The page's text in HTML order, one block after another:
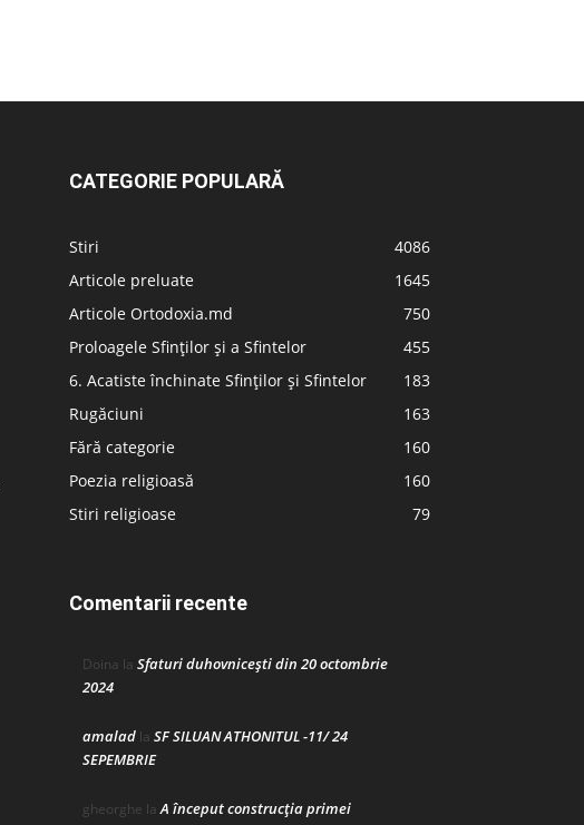
CATEGORIE POPULARĂ
Stiri
4086
Articole preluate
1645
Articole Ortodoxia.md
750
Proloagele Sfinților și a Sfintelor
455
6. Acatiste închinate Sfinților și Sfintelor
183
Rugăciuni
163
Fără categorie
160
Poezia religioasă
160
Stiri religioase
79
Comentarii recente
Doina la Sfaturi duhovnicești din 20 octombrie
2024
amalad la SF SILUAN ATHONITUL -11/ 24
SEPEMBRIE
gheorghe laA început construcţia primei